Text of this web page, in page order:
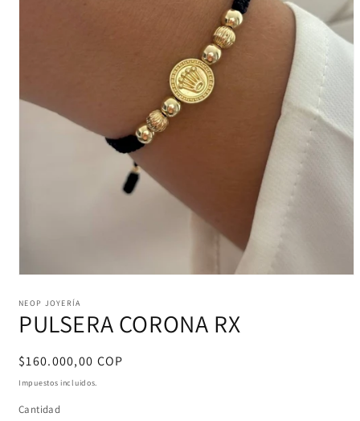
multimedia
1
en
modal
NEOP JOYERÍA
PULSERA CORONA RX
Precio
habitual
$160.000,00 COP
Impuestos incluidos.
Cantidad
Cantidad